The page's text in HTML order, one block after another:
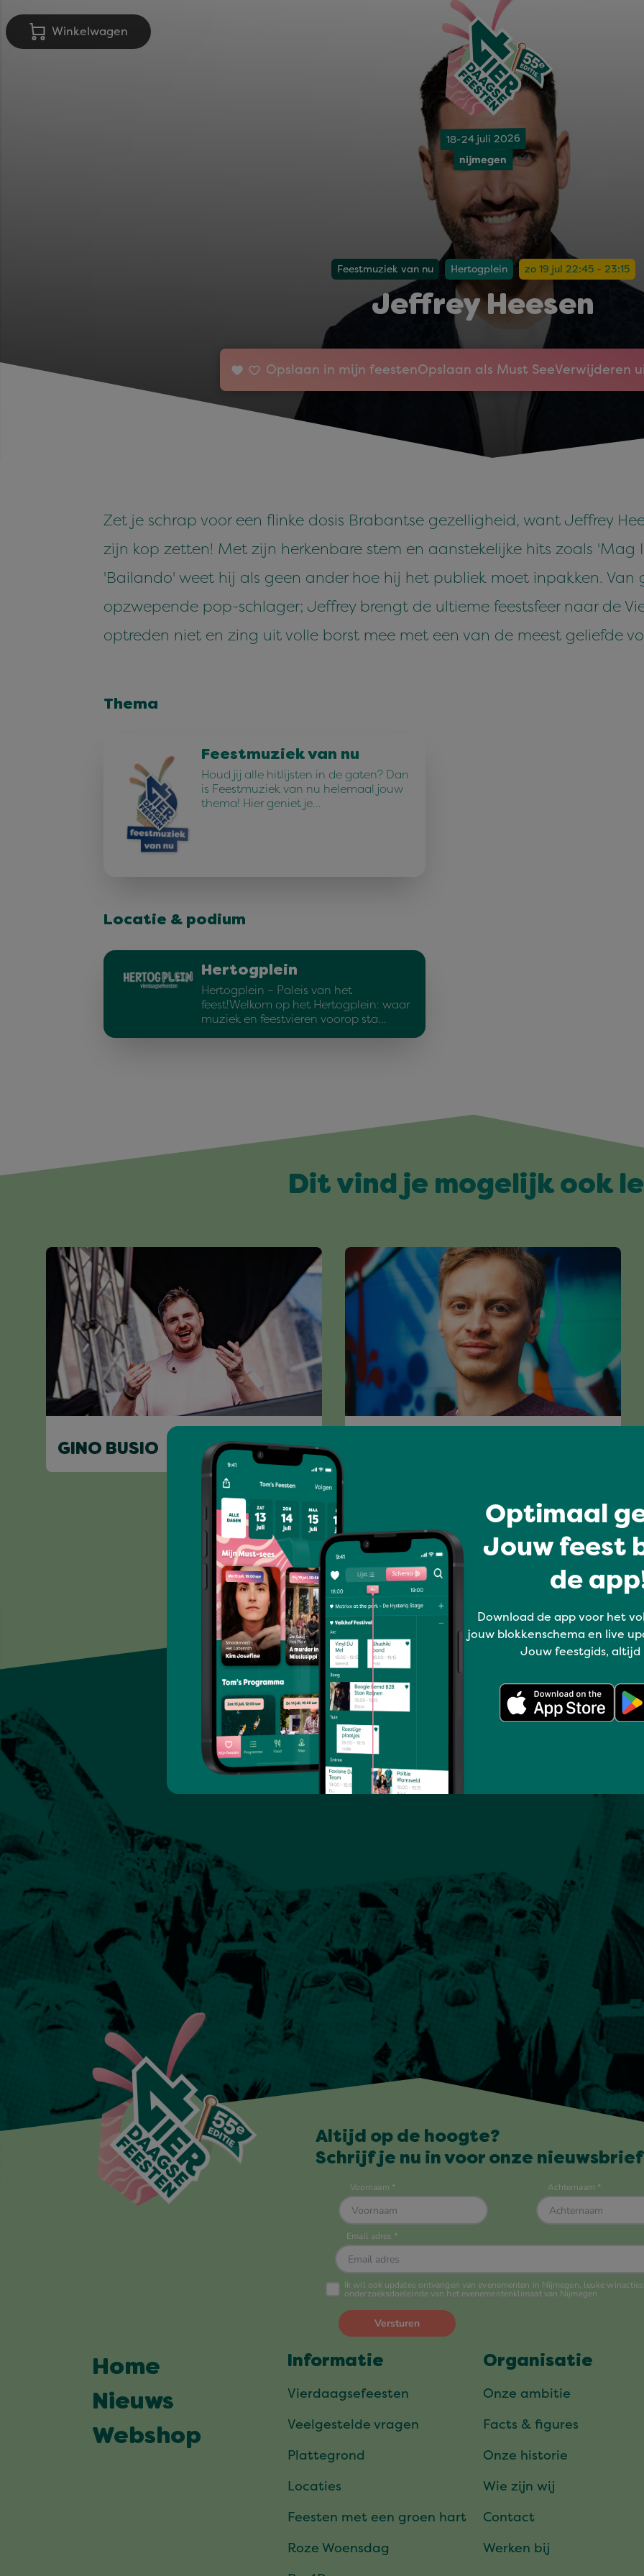
Winkelwagen
18-24 juli 2026
nijmegen
Feestmuziek van nu Hertogplein zo 19 jul 22:45 - 23:15
Jeffrey Heesen
Opslaan in mijn feestenOpslaan als Must SeeVerwijderen
Zet je schrap voor een flinke dosis Brabantse gezelligheid, want Jeffrey
zijn kop zetten! Met zijn herkenbare stem en aanstekelijke hits zoals 'Mag
'Bailando' weet hij als geen ander hoe hij het publiek moet inpakken.
opzwepende pop-schlager; Jeffrey brengt de ultieme feestsfeer naar de
optreden niet en zing uit volle borst mee met een van de meest geliefde
Thema
Feestmuziek van nu
Houd jij alle hitlijsten in de gaten? Dan
is Feestmuziek van nu helemaal jouw
thema! Hier geniet je…
Locatie & podium
Hertogplein
Hertogplein – Paleis van het
feest!Welkom op het Hertogplein: waar
muziek en feestvieren voorop sta…
Dit vind je mogelijk ook
GINO BUSIO
Volledig programma
Optimaal
Jouw feest
de
Download de app voor het
jouw blokkenschema en live
Jouw feestgids, altijd
Altijd op de hoogte?
Schrijf je nu in voor onze
Home
Nieuws
Webshop
Informatie
Vierdaagsefeesten
Veelgestelde vragen
Plattegrond
Locaties
Feesten met een groen hart
Roze Woensdag
Organisatie
Onze ambitie
Facts & figures
Onze historie
Wie zijn wij
Contact
Werken bij